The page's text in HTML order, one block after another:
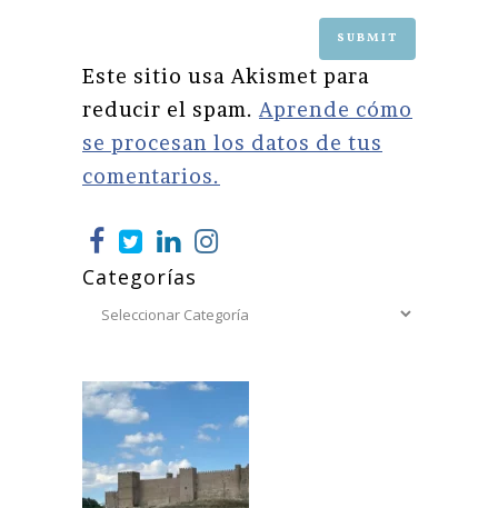
Este sitio usa Akismet para
reducir el spam. Aprende cómo
se procesan los datos de tus
comentarios.
Categorías